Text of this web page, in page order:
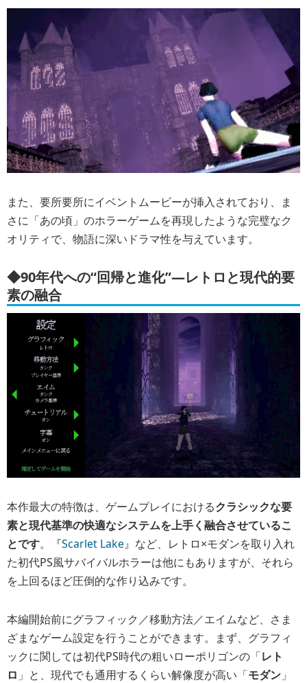
また、要所要所にイベントムービーが挿入されており、ま
さに「あの頃」のホラーゲームを再現したような完璧なク
オリティで、物語に深いドラマ性を与えています。
◆90年代への“回帰と進化”―レトロと現代的要
素の融合
本作最大の特徴は、ゲームプレイにおけるクラシックな要
素と現代基準の快適なシステムを上手く融合させているこ
とです。『Scarlet Lake』など、レトロ×モダンを取り入れ
た初代PS風サバイバルホラーは他にもありますが、それら
を上回るほど圧倒的な作り込みです。
本編開始前にグラフィック／移動方法／エイムなど、さま
ざまなゲーム設定を行うことができます。まず、グラフィ
ックに関しては初代PS時代の粗いローポリゴンの「レト
ロ 」と、現代でも通用するくらい解像度が高い「モダン 」